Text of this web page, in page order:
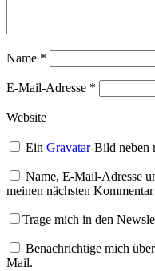
Name *
E-Mail-Adresse *
Website
EinGravatar-Bild neben
Name, E-Mail-Adresse
meinen nächsten
Trage mich in den
Benachrichtige mich
Mail.